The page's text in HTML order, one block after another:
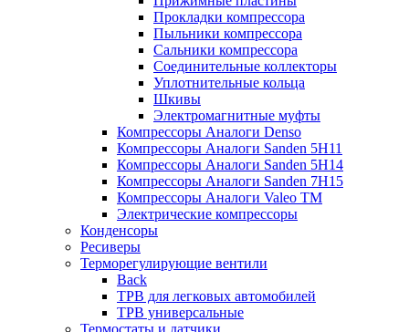
Прокладки компрессора
Пыльники компрессора
Сальники компрессора
Соединительные коллекторы
Уплотнительные кольца
Шкивы
Электромагнитные муфты
Компрессоры Аналоги Denso
Компрессоры Аналоги Sanden 5H11
Компрессоры Аналоги Sanden 5H14
Компрессоры Аналоги Sanden 7H15
Компрессоры Аналоги Valeo ТМ
Электрические компрессоры
Конденсоры
Ресиверы
Терморегулирующие вентили
Back
ТРВ для легковых автомобилей
ТРВ универсальные
Термостаты и датчики